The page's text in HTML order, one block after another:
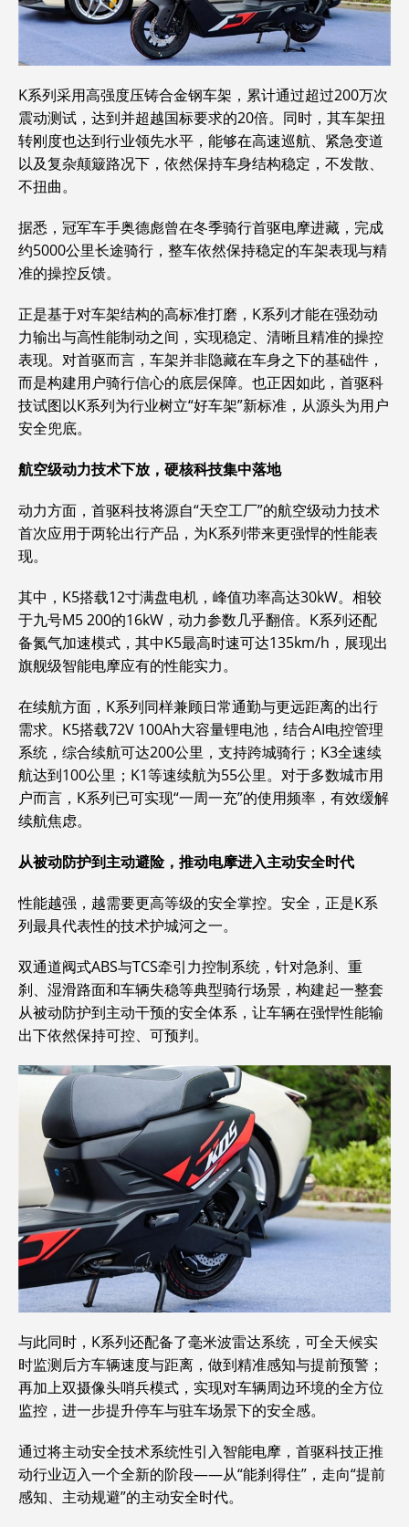
K系列采用高强度压铸合金钢车架，累计通过超过200万次
震动测试，达到并超越国标要求的20倍。同时，其车架扭
转刚度也达到行业领先水平，能够在高速巡航、紧急变道
以及复杂颠簸路况下，依然保持车身结构稳定，不发散、
不扭曲。
据悉，冠军车手奥德彪曾在冬季骑行首驱电摩进藏，完成
约5000公里长途骑行，整车依然保持稳定的车架表现与精
准的操控反馈。
正是基于对车架结构的高标准打磨，K系列才能在强劲动
力输出与高性能制动之间，实现稳定、清晰且精准的操控
表现。对首驱而言，车架并非隐藏在车身之下的基础件，
而是构建用户骑行信心的底层保障。也正因如此，首驱科
技试图以K系列为行业树立“好车架”新标准，从源头为用户
安全兜底。
航空级动力技术下放，硬核科技集中落地
动力方面，首驱科技将源自“天空工厂”的航空级动力技术
首次应用于两轮出行产品，为K系列带来更强悍的性能表
现。
其中，K5搭载12寸满盘电机，峰值功率高达30kW。相较
于九号M5 200的16kW，动力参数几乎翻倍。K系列还配
备氮气加速模式，其中K5最高时速可达135km/h，展现出
旗舰级智能电摩应有的性能实力。
在续航方面，K系列同样兼顾日常通勤与更远距离的出行
需求。K5搭载72V 100Ah大容量锂电池，结合AI电控管理
系统，综合续航可达200公里，支持跨城骑行；K3全速续
航达到100公里；K1等速续航为55公里。对于多数城市用
户而言，K系列已可实现“一周一充”的使用频率，有效缓解
续航焦虑。
从被动防护到主动避险，推动电摩进入主动安全时代
性能越强，越需要更高等级的安全掌控。安全，正是K系
列最具代表性的技术护城河之一。
双通道阀式ABS与TCS牵引力控制系统，针对急刹、重
刹、湿滑路面和车辆失稳等典型骑行场景，构建起一整套
从被动防护到主动干预的安全体系，让车辆在强悍性能输
出下依然保持可控、可预判。
与此同时，K系列还配备了毫米波雷达系统，可全天候实
时监测后方车辆速度与距离，做到精准感知与提前预警；
再加上双摄像头哨兵模式，实现对车辆周边环境的全方位
监控，进一步提升停车与驻车场景下的安全感。
通过将主动安全技术系统性引入智能电摩，首驱科技正推
动行业迈入一个全新的阶段——从“能刹得住”，走向“提前
感知、主动规避”的主动安全时代。